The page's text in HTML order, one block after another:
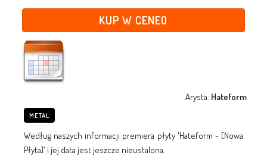
KUP W CENEO
Arysta: Hateform
METAL
Według naszych informacji premiera płyty 'Hateform - [Nowa
Płyta]' i jej data jest jeszcze nieustalona.